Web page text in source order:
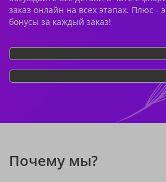
заказ онлайн на всех этапах. Плюс -
бонусы за каждый заказ!
Почему мы?